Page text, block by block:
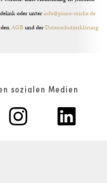
oder unterinfo@piano-micke.de
AGBund derDatenschutzerklärung
sozialen Medien